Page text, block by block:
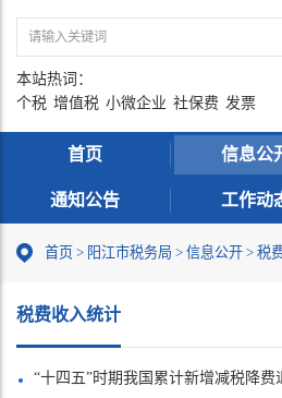
本站热词：
个税 增值税 小微企业 社保费 发票
首页 信息公
通知公告 工作动
首页 > 阳江市税务局 > 信息公开 > 税
税费收入统计
“十四五”时期我国累计新增减税降费退